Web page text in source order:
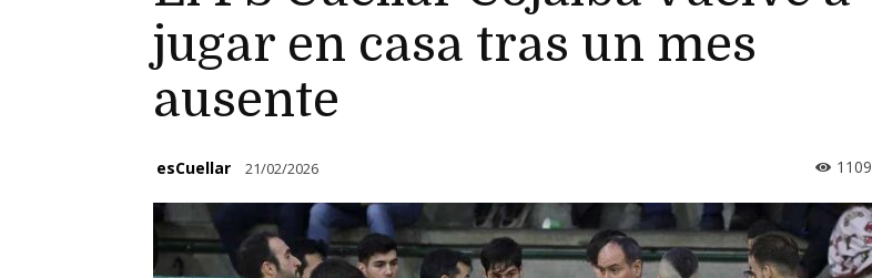
jugar en casa tras un mes
ausente
esCuellar 21/02/2026 1109